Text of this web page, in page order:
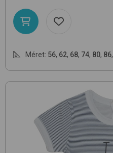
Méret: 56, 62, 68, 74, 80, 86,